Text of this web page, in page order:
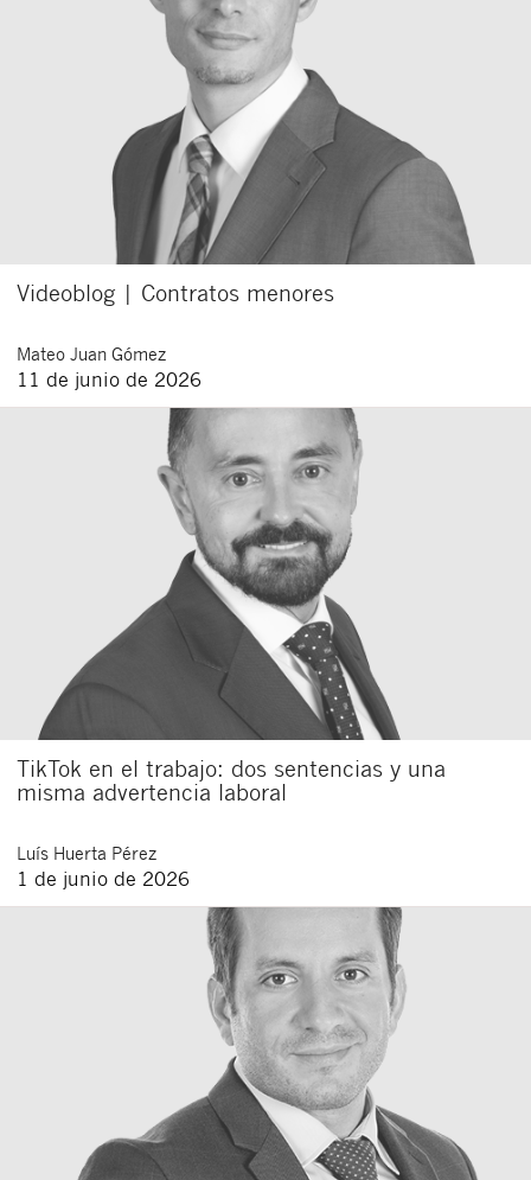
Videoblog | Contratos menores
Mateo Juan Gómez
11 de junio de 2026
TikTok en el trabajo: dos sentencias y una
misma advertencia laboral
Luís Huerta Pérez
1 de junio de 2026